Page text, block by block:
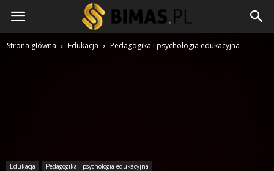
Strona główna Edukacja Pedagogika i psychologia edukacyjna
Edukacja Pedagogika i psychologia edukacyjna